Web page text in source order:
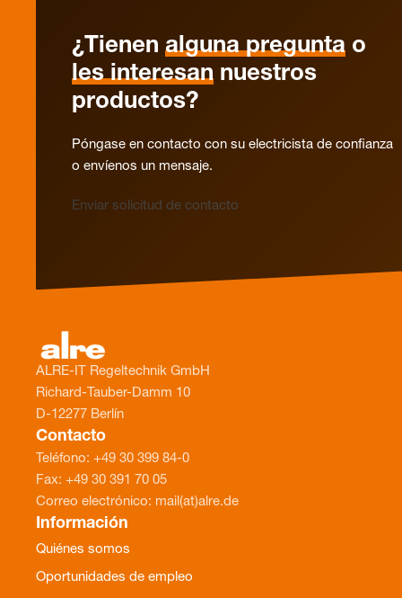
¿Tienen alguna pregunta o
les interesan nuestros
productos?
Póngase en contacto con su electricista de confianza
o envíenos un mensaje.
Enviar solicitud de contacto
ALRE-IT Regeltechnik GmbH
Richard-Tauber-Damm 10
D-12277 Berlín
Contacto
Teléfono: +49 30 399 84-0
Fax: +49 30 391 70 05
Correo electrónico: mail(at)alre.de
Información
Quiénes somos
Oportunidades de empleo